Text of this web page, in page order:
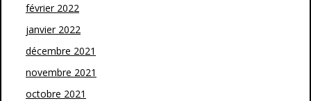
février 2022
janvier 2022
décembre 2021
novembre 2021
octobre 2021